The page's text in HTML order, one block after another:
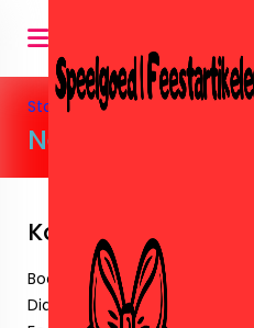
Startseite» Speelgoed»Nerf
Nerf
Kategorien
Boeken
Diamant paintingen.